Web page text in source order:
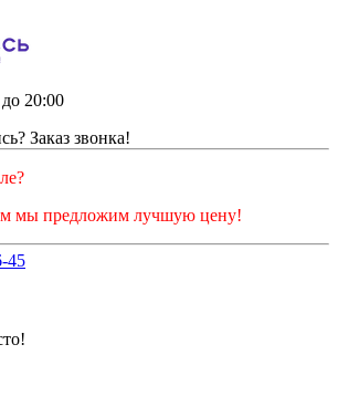
20:00
Заказ звонка!
мы предложим лучшую цену!
45